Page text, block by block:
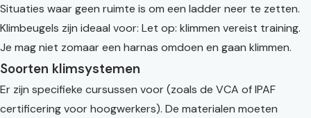
Situaties waar geen ruimte is om een ladder neer te zetten.
Klimbeugels zijn ideaal voor: Let op: klimmen vereist training.
Je mag niet zomaar een harnas omdoen en gaan klimmen.
Soorten klimsystemen
Er zijn specifieke cursussen voor (zoals de VCA of IPAF
certificering voor hoogwerkers). De materialen moeten